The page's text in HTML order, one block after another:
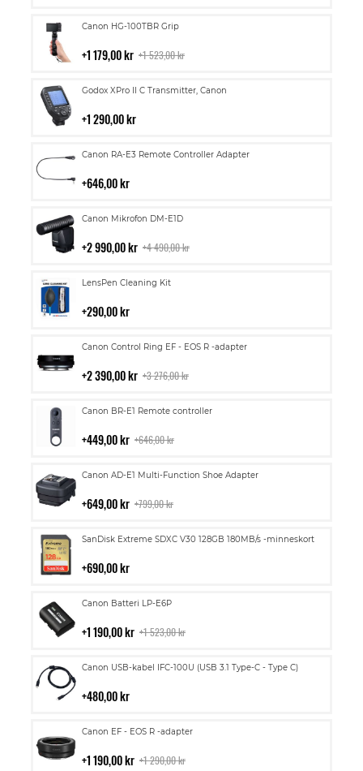
Canon HG-100TBR Grip
1 179,00 kr 1 523,00 kr
Lägg
i
Godox XPro II C Transmitter, Canon
1 290,00 kr
Lägg
i
Canon RA-E3 Remote Controller Adapter
646,00 kr
Lägg
i
Canon Mikrofon DM-E1D
2 990,00 kr 4 490,00 kr
Lägg
i
LensPen Cleaning Kit
290,00 kr
Lägg
i
Canon Control Ring EF - EOS R -adapter
2 390,00 kr 3 276,00 kr
Lägg
i
Canon BR-E1 Remote controller
449,00 kr 646,00 kr
Lägg
i
Canon AD-E1 Multi-Function Shoe Adapter
649,00 kr 799,00 kr
Lägg
i
SanDisk Extreme SDXC V30 128GB 180MB/s -minneskort
690,00 kr
Lägg
i
Canon Batteri LP-E6P
1 190,00 kr 1 523,00 kr
Lägg
i
Canon USB-kabel IFC-100U (USB 3.1 Type-C - Type C)
480,00 kr
Lägg
i
Canon EF - EOS R -adapter
1 190,00 kr 1 290,00 kr
Lägg
i